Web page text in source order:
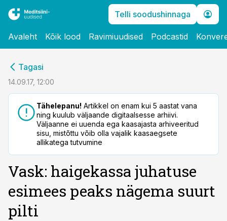
Telli soodushinnaga
Avaleht Kõik lood Ravimiuudised Podcastid
Tagasi
14.09.17, 12:00
Tähelepanu! Artikkel on enam kui 5 aastat vana
ning kuulub väljaande digitaalsesse arhiivi.
Väljaanne ei uuenda ega kaasajasta arhiveeritud
sisu, mistõttu võib olla vajalik kaasaegsete
allikatega tutvumine
Vask: haigekassa juhatuse
esimees peaks nägema suurt
pilti